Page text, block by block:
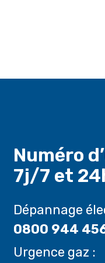
Numéro
7j/7 et
Dépannage
0800 944
Urgence gaz :